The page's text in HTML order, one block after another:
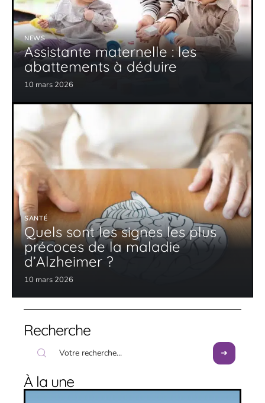
NEWS
Assistante maternelle : les
abattements à déduire
10 mars 2026
SANTÉ
Quels sont les signes les plus
précoces de la maladie
d’Alzheimer ?
10 mars 2026
Recherche
À la une